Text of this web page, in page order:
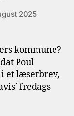
2025
kommune?
Poul
i et læserbrev,
fredags